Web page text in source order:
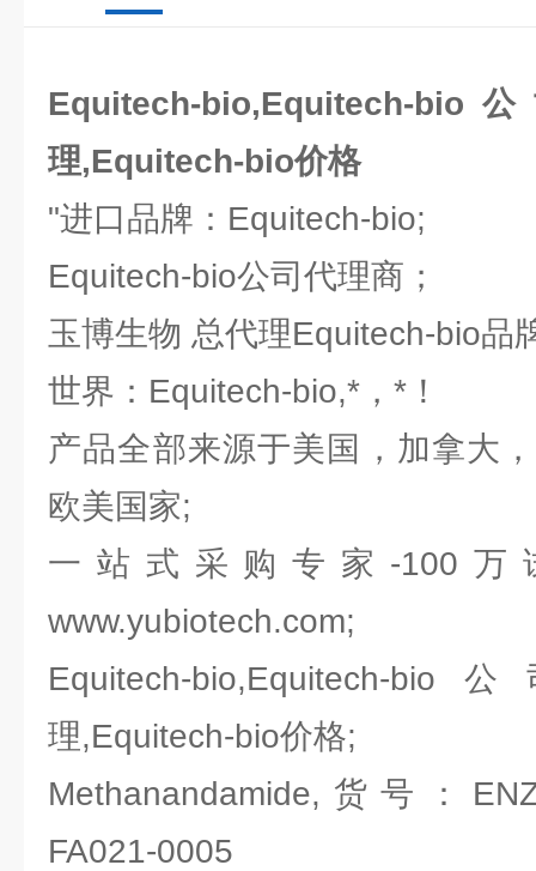
Equitech-bio,Equitech-bio
理,Equitech-bio价格
"进口品牌：Equitech-bio;
Equitech-bio公司代理商；
玉博生物 总代理Equitech-bio
世界：Equitech-bio,*，*！
产品全部来源于美国，加拿大
欧美国家;
一站式采购专家-100万
www.yubiotech.com;
Equitech-bio,Equitech-bio
理,Equitech-bio价格;
Methanandamide,货号：
FA021-0005